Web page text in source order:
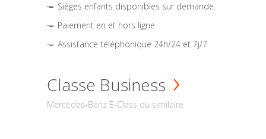
Sièges enfants disponibles sur demande.
Paiement en et hors ligne
Assistance téléphonique 24h/24 et 7j/7
Classe Business
Mercedes-Benz E-Class ou similaire